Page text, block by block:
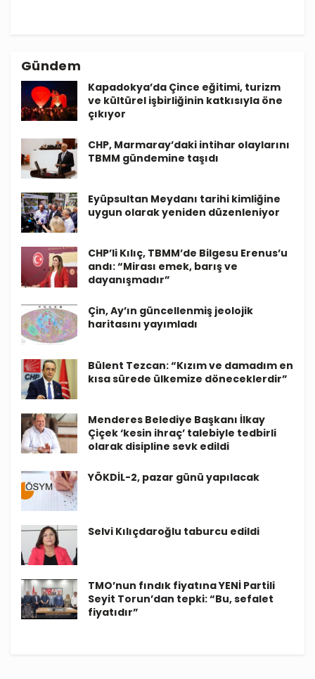
Gündem
Kapadokya’da Çince eğitimi, turizm
ve kültürel işbirliğinin katkısıyla öne
çıkıyor
CHP, Marmaray’daki intihar olaylarını
TBMM gündemine taşıdı
Eyüpsultan Meydanı tarihi kimliğine
uygun olarak yeniden düzenleniyor
CHP’li Kılıç, TBMM’de Bilgesu Erenus’u
andı: “Mirası emek, barış ve
dayanışmadır”
Çin, Ay’ın güncellenmiş jeolojik
haritasını yayımladı
Bülent Tezcan: “Kızım ve damadım en
kısa sürede ülkemize döneceklerdir”
Menderes Belediye Başkanı İlkay
Çiçek ‘kesin ihraç’ talebiyle tedbirli
olarak disipline sevk edildi
YÖKDİL-2, pazar günü yapılacak
Selvi Kılıçdaroğlu taburcu edildi
TMO’nun fındık fiyatına YENİ Partili
Seyit Torun’dan tepki: “Bu, sefalet
fiyatıdır”